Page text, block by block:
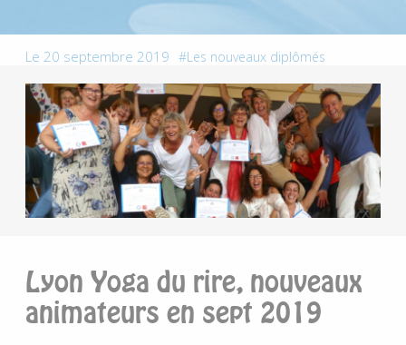
Le 20 septembre 2019 Les nouveaux diplômés
Lyon Yoga du rire, nouveaux
animateurs en sept 2019